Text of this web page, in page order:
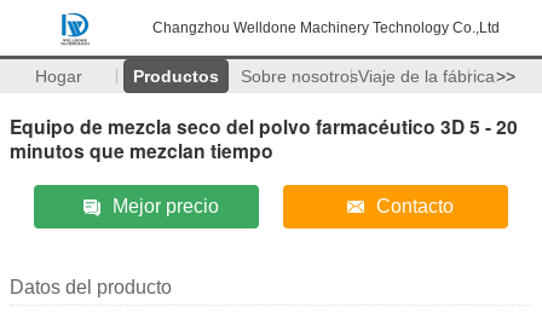
Changzhou Welldone Machinery Technology Co.,Ltd
Hogar Productos Sobre nosotrosViaje de la fábrica>>
Equipo de mezcla seco del polvo farmacéutico 3D 5 - 20
minutos que mezclan tiempo
Mejor precio Contacto
Datos del producto